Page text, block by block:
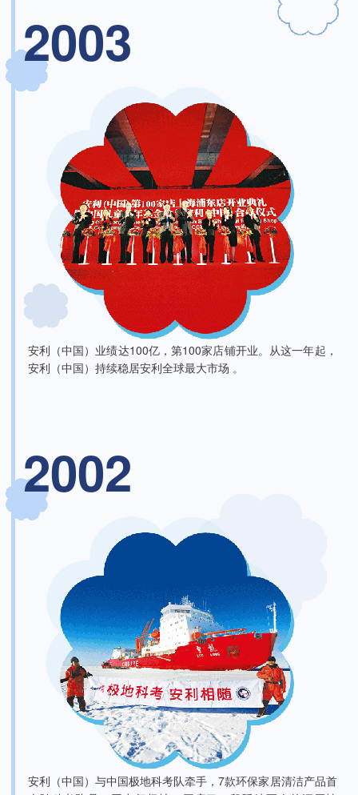
2003
安利（中国）业绩达100亿，第100家店铺开业。从这一年起，
安利（中国）持续稳居安利全球最大市场 。
2002
安利（中国）与中国极地科考队牵手，7款环保家居清洁产品首